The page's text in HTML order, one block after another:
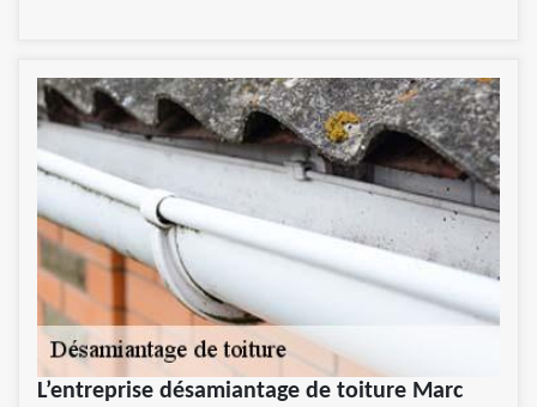
L’entreprise désamiantage de toiture Marc